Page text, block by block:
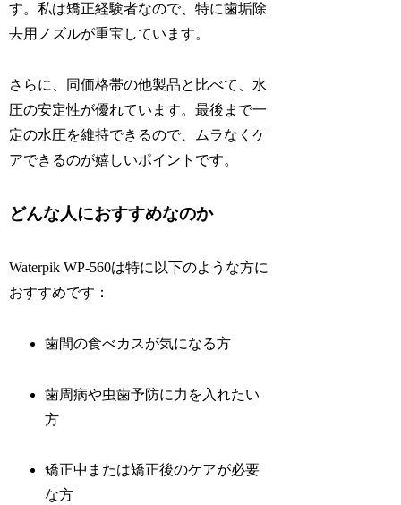
す。私は矯正経験者なので、特に歯垢除
去用ノズルが重宝しています。
さらに、同価格帯の他製品と比べて、水
圧の安定性が優れています。最後まで一
定の水圧を維持できるので、ムラなくケ
アできるのが嬉しいポイントです。
どんな人におすすめなのか
Waterpik WP-560は特に以下のような方に
おすすめです：
歯間の食べカスが気になる方
歯周病や虫歯予防に力を入れたい
方
矯正中または矯正後のケアが必要
な方